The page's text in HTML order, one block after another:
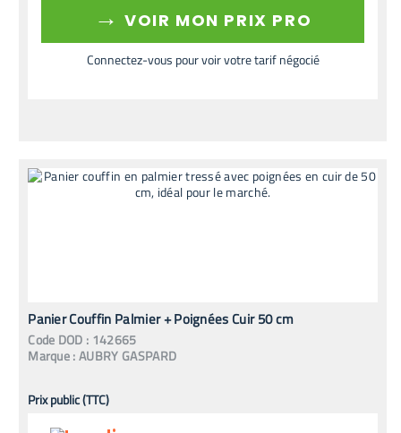
→ VOIR MON PRIX PRO
Connectez-vous pour voir votre tarif négocié
Panier Couffin Palmier + Poignées Cuir 50 cm
Code DOD : 142665
Marque :AUBRY GASPARD
Prix public (TTC)